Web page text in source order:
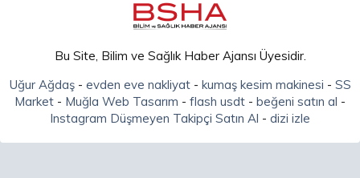
Bu Site, Bilim ve Sağlık Haber Ajansı Üyesidir.
Uğur Ağdaş- evden eve nakliyat- kumaş kesim makinesi - SS
Market - Muğla Web Tasarım - flash usdt - beğeni satın al -
Instagram Düşmeyen Takipçi Satın Al - dizi izle